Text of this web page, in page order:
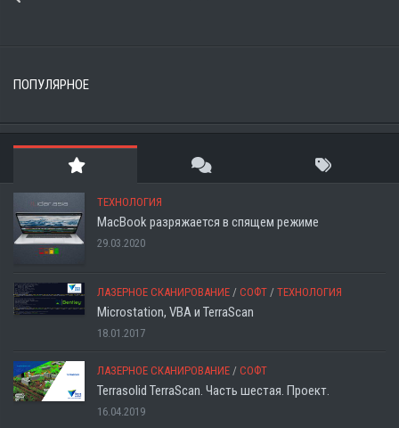
ПОПУЛЯРНОЕ
ТЕХНОЛОГИЯ
MacBook разряжается в спящем режиме
29.03.2020
ЛАЗЕРНОЕ СКАНИРОВАНИЕ / СОФТ / ТЕХНОЛОГИЯ
Microstation, VBA и TerraScan
18.01.2017
ЛАЗЕРНОЕ СКАНИРОВАНИЕ / СОФТ
Terrasolid TerraScan. Часть шестая. Проект.
16.04.2019